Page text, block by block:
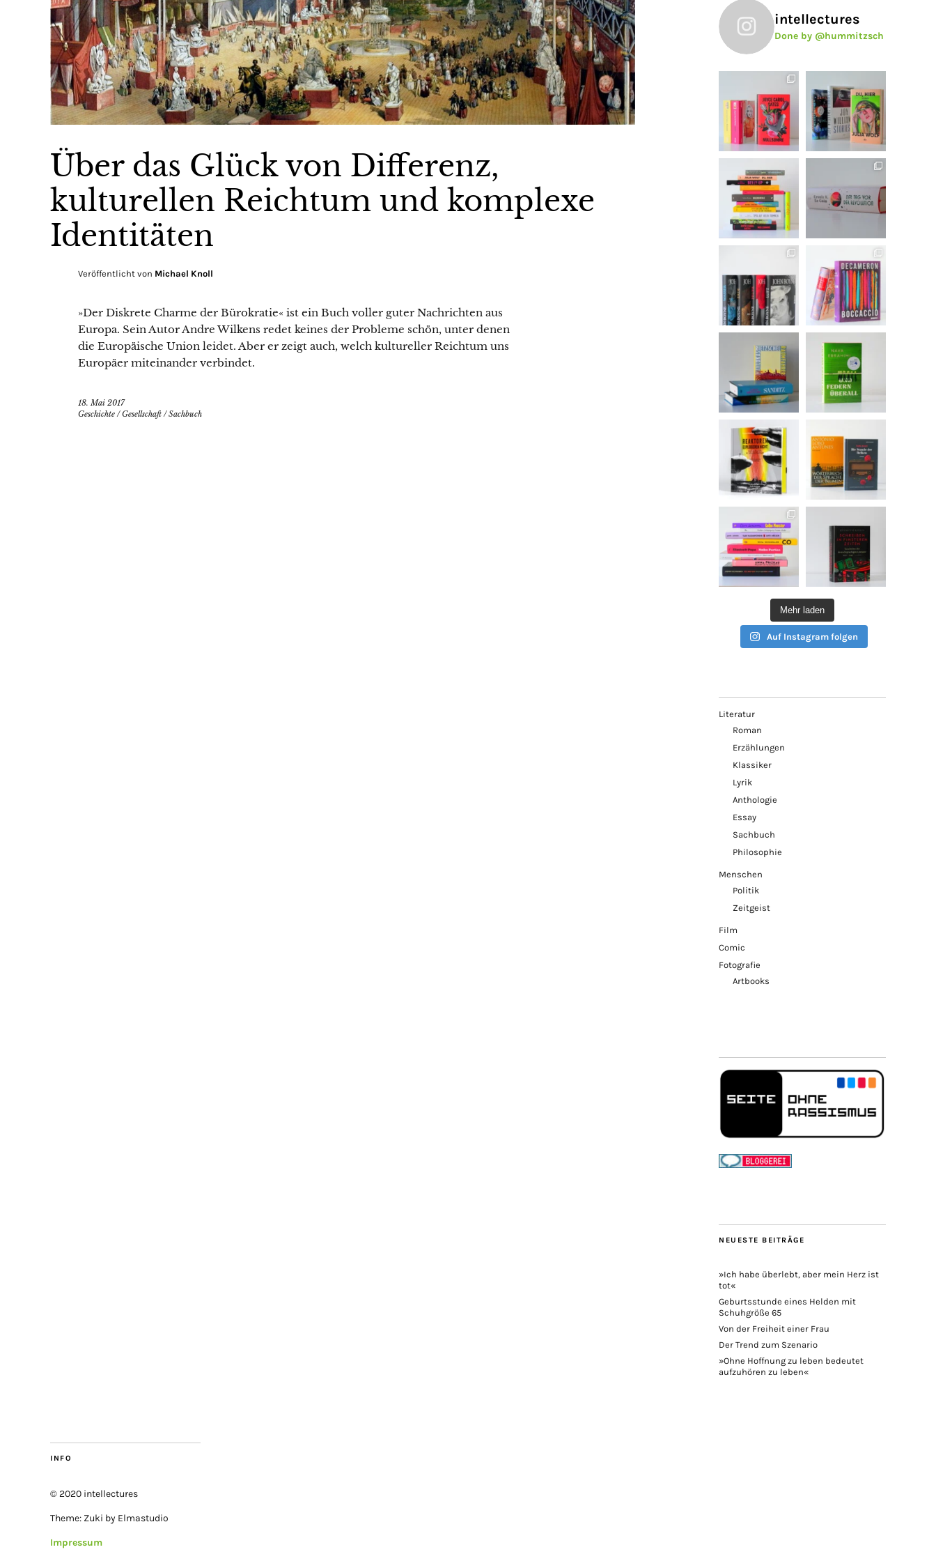
Über das Glück von Differenz,
kulturellen Reichtum und komplexe
Identitäten
Veröffentlicht von Michael Knoll
»Der Diskrete Charme der Bürokratie« ist ein Buch voller guter Nachrichten aus
Europa. Sein Autor Andre Wilkens redet keines der Probleme schön, unter denen
die Europäische Union leidet. Aber er zeigt auch, welch kultureller Reichtum uns
Europäer miteinander verbindet.
18. Mai 2017
Geschichte /Gesellschaft /Sachbuch
intellectures
Done by @hummitzsch
Mehr laden
Auf Instagram folgen
Literatur
Roman
Erzählungen
Klassiker
Lyrik
Anthologie
Essay
Sachbuch
Philosophie
Menschen
Politik
Zeitgeist
Film
Comic
Fotografie
Artbooks
NEUESTE BEITRÄGE
»Ich habe überlebt, aber mein Herz ist
tot«
Geburtsstunde eines Helden mit
Schuhgröße 65
Von der Freiheit einer Frau
Der Trend zum Szenario
»Ohne Hoffnung zu leben bedeutet
aufzuhören zu leben«
INFO
© 2020 intellectures
Theme: Zuki by Elmastudio
Impressum